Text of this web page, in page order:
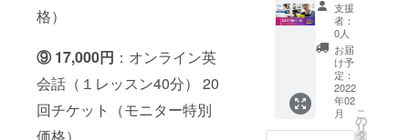
格）
⑨ 17,000円 ：オンライン英
会話（１レッスン40分） 20
回チケット（モニター特別
価格）
レスと
お名前
が必要
です。
・（学
校のク
ラスご
とや学
年全体
りませ
ん）。
受験方
法は別
途事務
局から
ご案内
させて
いただ
模擬テ
ストを2
回受験
できま
す（ス
タート
時と終
了時。
必須で
きな効
果が出
ていま
す。１
日１つ
の動画
レッス
ン（30
分から
す。 ・
2022年
3月末ま
でに
レッス
ンス
タート
をお願
い致し
ます。
講師陣
です。
とても
明るく
楽しく
英会話
を学習
できま
す。 ・
会人版
１ヵ月
体験】
（モニ
ター特
別価
格・入
学金/税
込み）
支援
者：
0人
お届
け予
定：
2022
年02
月
こ
の
リ
タ